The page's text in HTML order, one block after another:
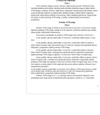
građanima,